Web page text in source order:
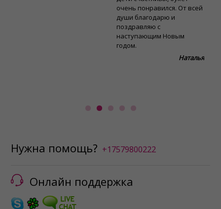
очень понравился. От всей
души благодарю и
поздравляю с
наступающим Новым
годом.
Наталья
Нужна помощь? +17579800222
Онлайн поддержка